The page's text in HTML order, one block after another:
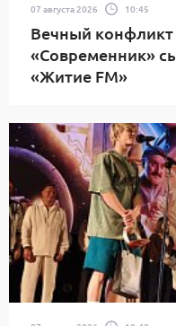
07 августа 2026 10:45
Вечный конфликт
«Современник»
«Житие FM»